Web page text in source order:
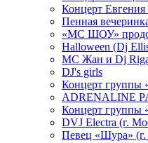
Концерт
Пенная
«МС ШОУ»
Halloween (Dj
МС Жан и Dj Riga
DJ's girls
Концерт группы
ADRENALINE
Концерт группы
DVJ Electra (г.
Певец «Шура»